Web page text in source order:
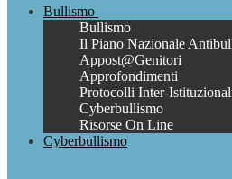
Bullismo
Bullismo
Il Piano Nazionale
Appost@Genitori
Approfondimenti
Protocolli Inter-
Cyberbullismo
Risorse On Line
Cyberbullismo